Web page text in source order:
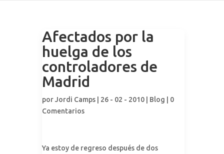
Afectados por la
huelga de los
controladores de
Madrid
porJordi Camps | 26 - 02 - 2010 | Blog
0
Comentarios
Ya estoy de regreso después de dos